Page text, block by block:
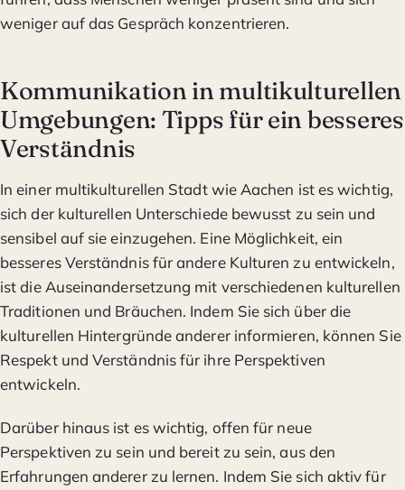
weniger auf das Gespräch konzentrieren.
Kommunikation in multikulturellen
Umgebungen: Tipps für ein besseres
Verständnis
In einer multikulturellen Stadt wie Aachen ist es wichtig,
sich der kulturellen Unterschiede bewusst zu sein und
sensibel auf sie einzugehen. Eine Möglichkeit, ein
besseres Verständnis für andere Kulturen zu entwickeln,
ist die Auseinandersetzung mit verschiedenen kulturellen
Traditionen und Bräuchen. Indem Sie sich über die
kulturellen Hintergründe anderer informieren, können Sie
Respekt und Verständnis für ihre Perspektiven
entwickeln.
Darüber hinaus ist es wichtig, offen für neue
Perspektiven zu sein und bereit zu sein, aus den
Erfahrungen anderer zu lernen. Indem Sie sich aktiv für